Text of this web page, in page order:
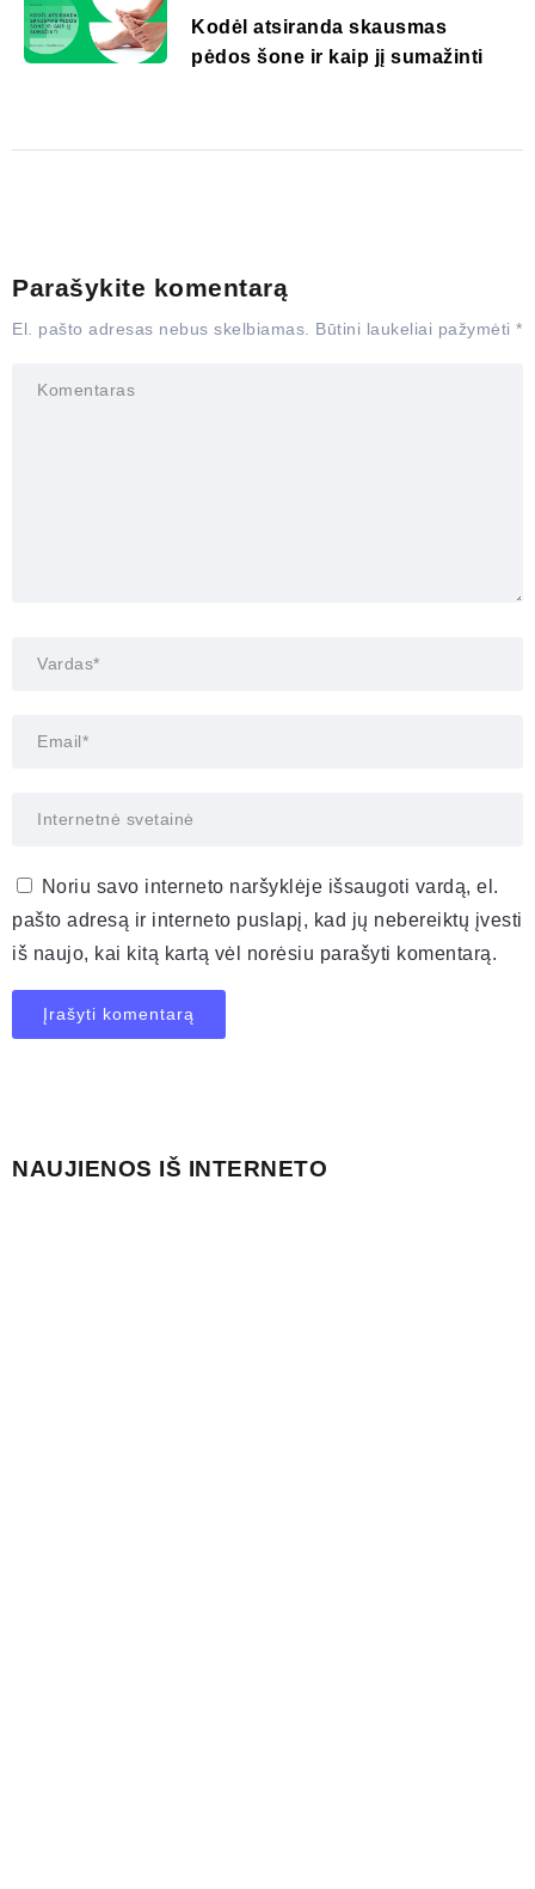
Kodėl atsiranda skausmas
pėdos šone ir kaip jį sumažinti
Parašykite komentarą
El. pašto adresas nebus skelbiamas. Būtini laukeliai pažymėti *
Noriu savo interneto naršyklėje išsaugoti vardą, el.
pašto adresą ir interneto puslapį, kad jų nebereiktų įvesti
iš naujo, kai kitą kartą vėl norėsiu parašyti komentarą.
NAUJIENOS IŠ INTERNETO